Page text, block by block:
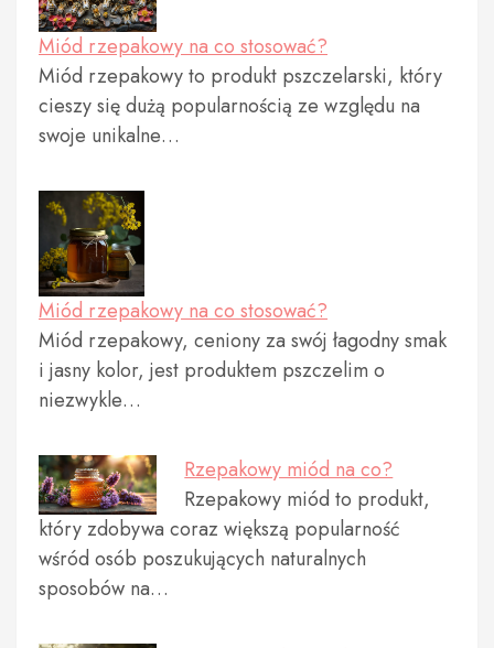
Miód rzepakowy na co stosować?
Miód rzepakowy to produkt pszczelarski, który
cieszy się dużą popularnością ze względu na
swoje unikalne…
Miód rzepakowy na co stosować?
Miód rzepakowy, ceniony za swój łagodny smak
i jasny kolor, jest produktem pszczelim o
niezwykle…
Rzepakowy miód na co?
Rzepakowy miód to produkt,
który zdobywa coraz większą popularność
wśród osób poszukujących naturalnych
sposobów na…